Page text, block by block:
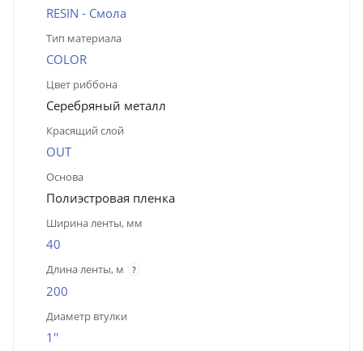
RESIN - Смола
Тип материала
COLOR
Цвет риббона
Серебряный металл
Красящий слой
OUT
Основа
Полиэстровая пленка
Ширина ленты, мм
40
Длина ленты, м ?
200
Диаметр втулки
1''